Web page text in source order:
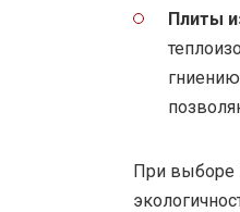
Плиты
При выборе